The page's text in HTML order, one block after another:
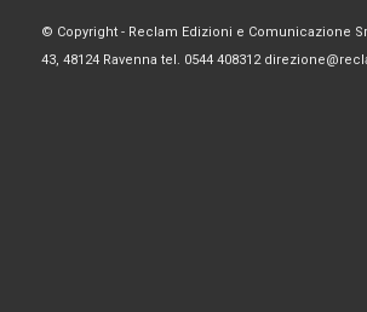
© Copyright - Reclam Edizioni e Comunicazione
43, 48124 Ravenna tel. 0544 408312